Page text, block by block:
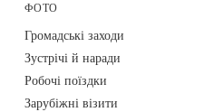
ФОТО
Громадські заходи
Зустрічі й наради
Робочі поїздки
Зарубіжні візити